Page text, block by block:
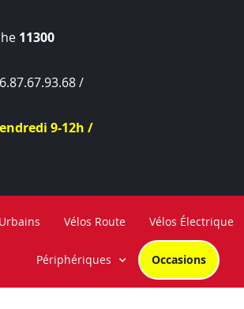
11300
/
9-12h /
Vélos Route Vélos Électrique
Périphériques Occasions